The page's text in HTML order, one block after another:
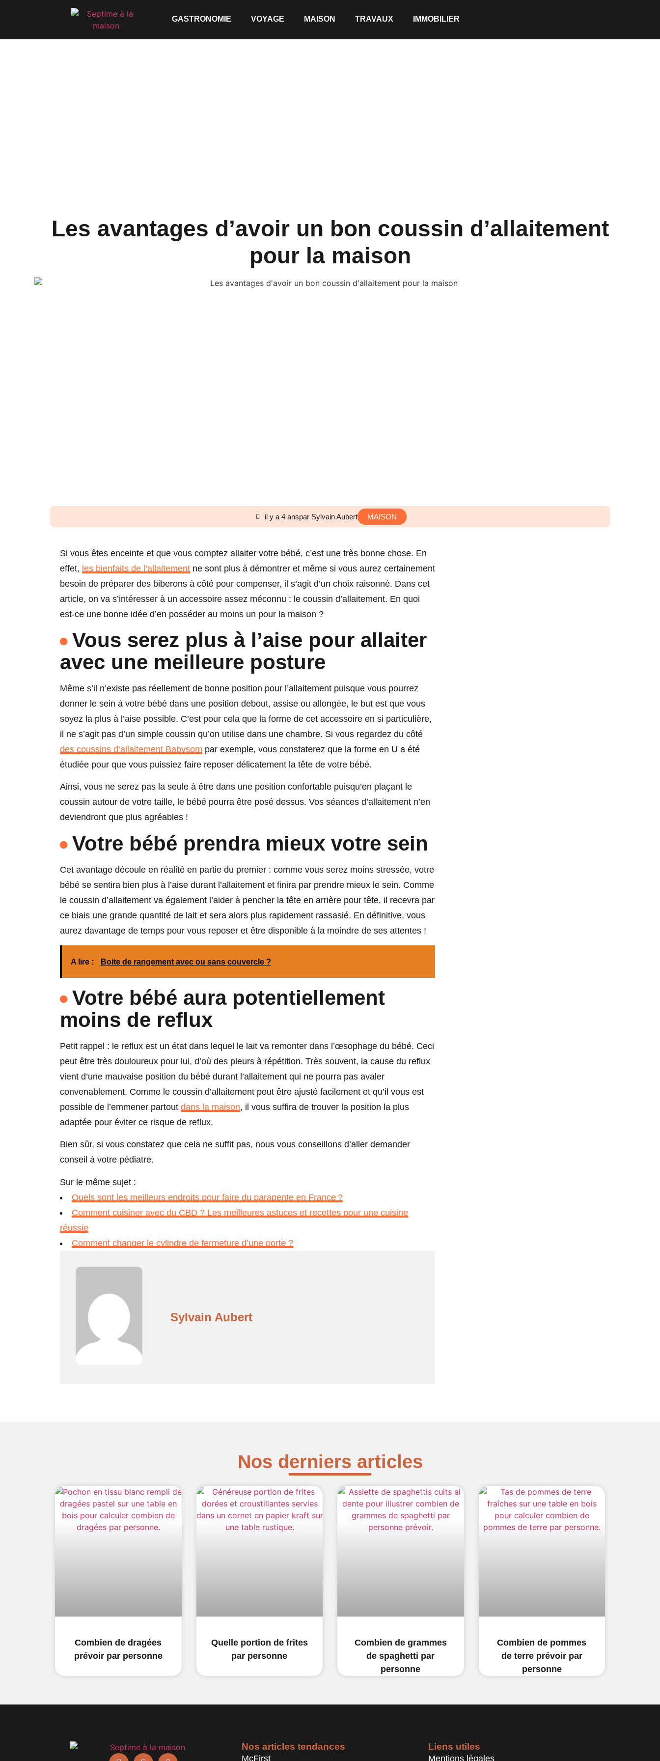
GASTRONOMIE VOYAGE MAISON TRAVAUX IMMOBILIER
Les avantages d’avoir un bon coussin d’allaitement
pour la maison
il y a 4 anspar Sylvain Aubert MAISON
Si vous êtes enceinte et que vous comptez allaiter votre bébé, c’est une très bonne chose. En
effet, les bienfaits de l’allaitement ne sont plus à démontrer et même si vous aurez certainement
besoin de préparer des biberons à côté pour compenser, il s’agit d’un choix raisonné. Dans cet
article, on va s’intéresser à un accessoire assez méconnu : le coussin d’allaitement. En quoi
est-ce une bonne idée d’en posséder au moins un pour la maison ?
Vous serez plus à l’aise pour allaiter
avec une meilleure posture
Même s’il n’existe pas réellement de bonne position pour l’allaitement puisque vous pourrez
donner le sein à votre bébé dans une position debout, assise ou allongée, le but est que vous
soyez la plus à l’aise possible. C’est pour cela que la forme de cet accessoire en si particulière,
il ne s’agit pas d’un simple coussin qu’on utilise dans une chambre. Si vous regardez du côté
des coussins d’allaitement Babysom par exemple, vous constaterez que la forme en U a été
étudiée pour que vous puissiez faire reposer délicatement la tête de votre bébé.
Ainsi, vous ne serez pas la seule à être dans une position confortable puisqu’en plaçant le
coussin autour de votre taille, le bébé pourra être posé dessus. Vos séances d’allaitement n’en
deviendront que plus agréables !
Votre bébé prendra mieux votre sein
Cet avantage découle en réalité en partie du premier : comme vous serez moins stressée, votre
bébé se sentira bien plus à l’aise durant l’allaitement et finira par prendre mieux le sein. Comme
le coussin d’allaitement va également l’aider à pencher la tête en arrière pour tête, il recevra par
ce biais une grande quantité de lait et sera alors plus rapidement rassasié. En définitive, vous
aurez davantage de temps pour vous reposer et être disponible à la moindre de ses attentes !
A lire : Boite de rangement avec ou sans couvercle ?
Votre bébé aura potentiellement
moins de reflux
Petit rappel : le reflux est un état dans lequel le lait va remonter dans l’œsophage du bébé. Ceci
peut être très douloureux pour lui, d’où des pleurs à répétition. Très souvent, la cause du reflux
vient d’une mauvaise position du bébé durant l’allaitement qui ne pourra pas avaler
convenablement. Comme le coussin d’allaitement peut être ajusté facilement et qu’il vous est
possible de l’emmener partout dans la maison, il vous suffira de trouver la position la plus
adaptée pour éviter ce risque de reflux.
Bien sûr, si vous constatez que cela ne suffit pas, nous vous conseillons d’aller demander
conseil à votre pédiatre.
Sur le même sujet :
Quels sont les meilleurs endroits pour faire du parapente en France ?
Comment cuisiner avec du CBD ? Les meilleures astuces et recettes pour une cuisine
réussie
Comment changer le cylindre de fermeture d’une porte ?
Sylvain Aubert
Nos derniers articles
Combien de dragées
prévoir par personne
Quelle portion de frites
par personne
Combien de grammes
de spaghetti par
personne
Combien de pommes
de terre prévoir par
personne
Nos articles tendances
McFirst
Liens utiles
Mentions légales